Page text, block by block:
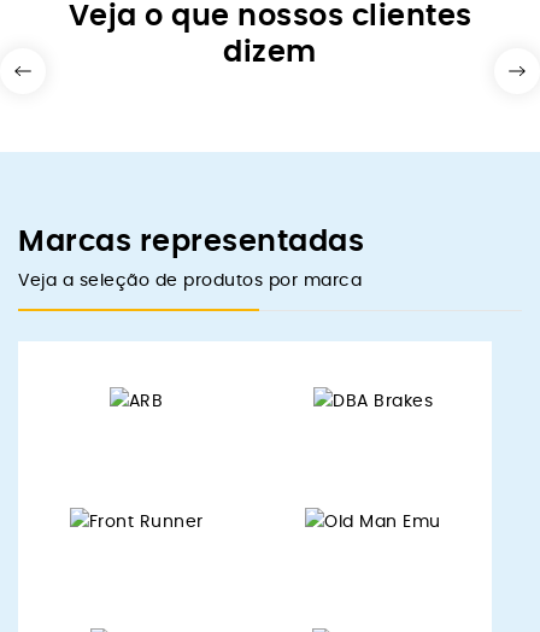
Veja o que nossos clientes
dizem
Marcas representadas
Veja a seleção de produtos por marca